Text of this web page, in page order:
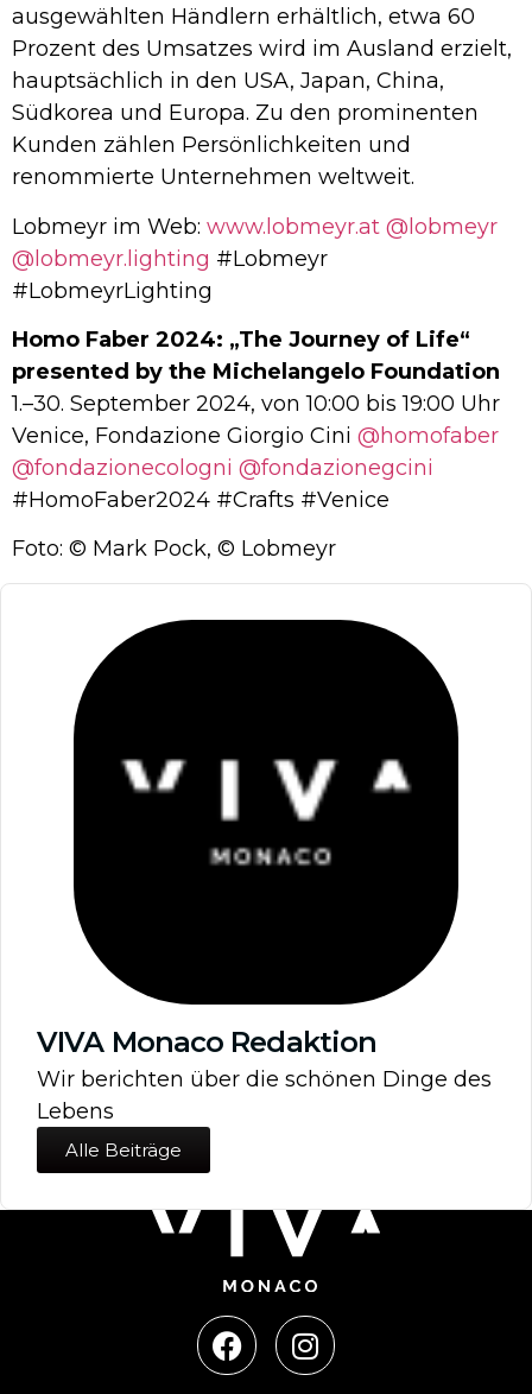
ausgewählten Händlern erhältlich, etwa 60
Prozent des Umsatzes wird im Ausland erzielt,
hauptsächlich in den USA, Japan, China,
Südkorea und Europa. Zu den prominenten
Kunden zählen Persönlichkeiten und
renommierte Unternehmen weltweit.
Lobmeyr im Web: www.lobmeyr.at @lobmeyr
@lobmeyr.lighting #Lobmeyr
#LobmeyrLighting
Homo Faber 2024: „The Journey of Life“
presented by the Michelangelo Foundation
1.–30. September 2024, von 10:00 bis 19:00 Uhr
Venice, Fondazione Giorgio Cini @homofaber
@fondazionecologni @fondazionegcini
#HomoFaber2024 #Crafts #Venice
Foto: © Mark Pock, © Lobmeyr
VIVA Monaco Redaktion
Wir berichten über die schönen Dinge des
Lebens
Alle Beiträge